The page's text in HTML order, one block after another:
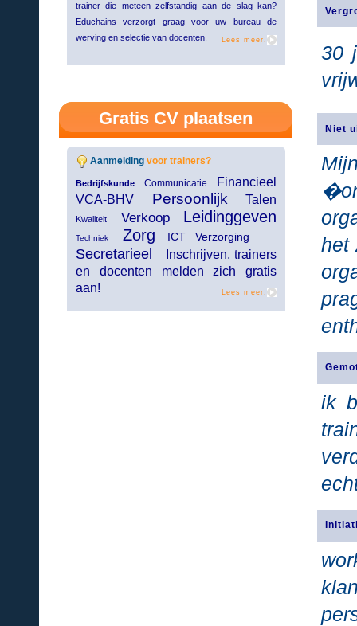
trainer die meteen zelfstandig aan de slag kan?
Educhains verzorgt graag voor uw bureau de
werving en selectie van docenten.
Lees meer.
Gratis CV plaatsen
Aanmelding voor trainers?
Bedrijfskunde Communicatie
Financieel
VCA-BHV
Persoonlijk Talen
Kwaliteit Verkoop Leidinggeven
Techniek Zorg ICT Verzorging
Secretarieel
Inschrijven, trainers
en docenten melden zich gratis
aan!
Lees meer.
30
Niet
het
ik